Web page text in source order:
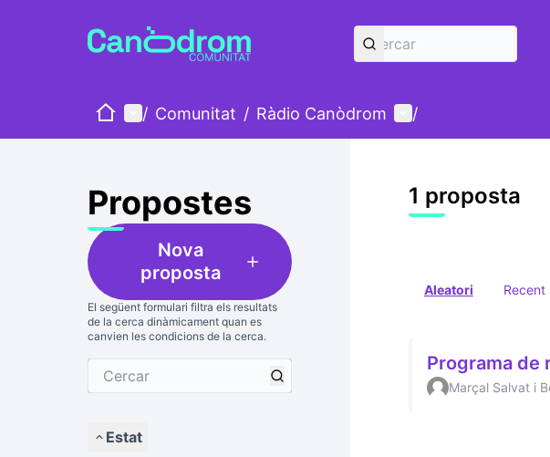
IniciMenú principal
/ Comunitat / Ràdio Canòdrom Menú d'usuari
/
Propostes
Nova
proposta
El següent formulari filtra els resultats
de la cerca dinàmicament quan es
canvien les condicions de la cerca.
Estat
1 proposta
Aleatori Recent
Programa de
Marçal Salvat i